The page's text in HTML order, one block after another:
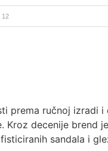
12
prema ručnoj izradi i
decenije
sandala i